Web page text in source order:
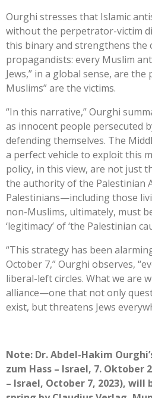
Ourghi stresses that Islamic
without the perpetrator-victim
this binary and strengthens the
propagandists: every Muslim
Jews,” in a global sense, are
Muslims” are the victims.
“In this narrative,” Ourghi
as innocent people persecuted
defending themselves. The
a perfect vehicle to exploit this
policy, in this view, are not just
the authority of the Palestinian
Palestinians—including those
non-Muslims, ultimately, must
‘legitimacy’ of ‘the Palestinian
“This strategy has been
October 7,” Ourghi observes,
liberal-left circles. What we are
alliance—one that not only
exist, but threatens Jews
Note: Dr. Abdel-Hakim
zum Hass – Israel, 7. Oktober
– Israel, October 7, 2023), will